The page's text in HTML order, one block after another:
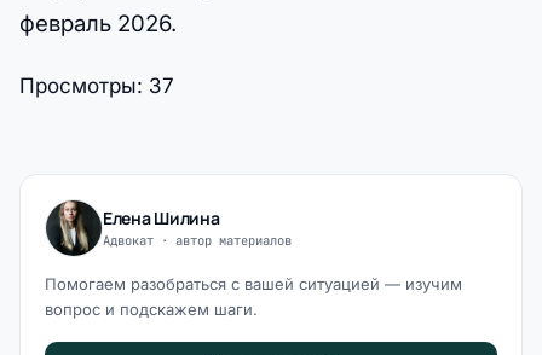
февраль 2026.
Просмотры: 37
Елена Шилина
Адвокат · автор материалов
Помогаем разобраться с вашей ситуацией — изучим
вопрос и подскажем шаги.